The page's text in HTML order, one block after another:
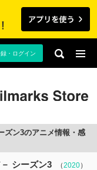
・ログイン
ズン3のアニメ情報・感
シーズン3 （2020）